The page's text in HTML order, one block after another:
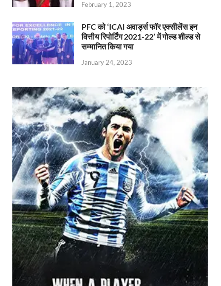
February 1, 2023
PFC को ‘ICAI अवार्ड्स फॉर एक्सीलेंस इन
वित्तीय रिपोर्टिंग 2021-22’ में गोल्ड शील्ड से
सम्मानित किया गया
January 24, 2023